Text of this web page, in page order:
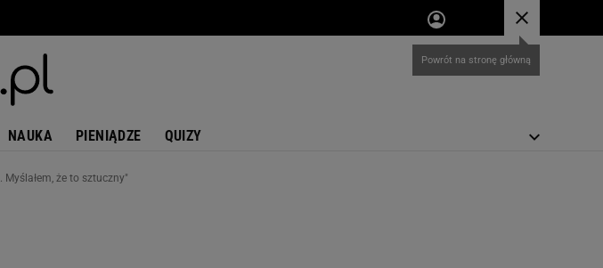
NAUKA PIENIĄDZE QUIZY
że to sztuczny"